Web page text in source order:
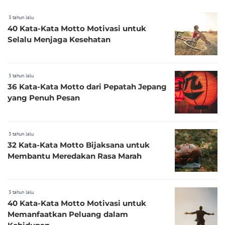
3 tahun lalu
40 Kata-Kata Motto Motivasi untuk
Selalu Menjaga Kesehatan
3 tahun lalu
36 Kata-Kata Motto dari Pepatah Jepang
yang Penuh Pesan
3 tahun lalu
32 Kata-Kata Motto Bijaksana untuk
Membantu Meredakan Rasa Marah
3 tahun lalu
40 Kata-Kata Motto Motivasi untuk
Memanfaatkan Peluang dalam